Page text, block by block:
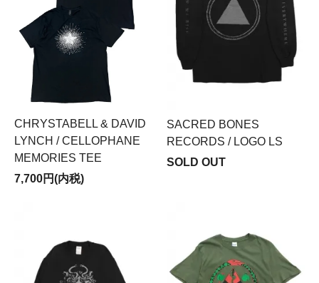
CHRYSTABELL & DAVID
LYNCH / CELLOPHANE
MEMORIES TEE
7,700円(内税)
SACRED BONES
RECORDS / LOGO LS
SOLD OUT